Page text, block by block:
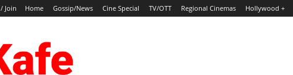
Join Home Gossip/News Cine Special TV/OTT Regional Cinemas Hollywood +